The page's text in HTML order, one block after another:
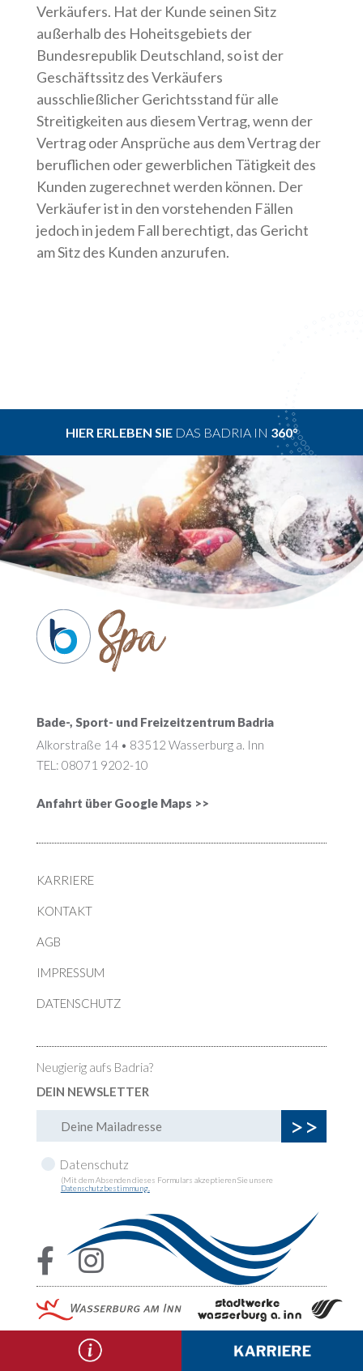
Verkäufers. Hat der Kunde seinen Sitz
außerhalb des Hoheitsgebiets der
Bundesrepublik Deutschland, so ist der
Geschäftssitz des Verkäufers
ausschließlicher Gerichtsstand für alle
Streitigkeiten aus diesem Vertrag, wenn der
Vertrag oder Ansprüche aus dem Vertrag der
beruflichen oder gewerblichen Tätigkeit des
Kunden zugerechnet werden können. Der
Verkäufer ist in den vorstehenden Fällen
jedoch in jedem Fall berechtigt, das Gericht
am Sitz des Kunden anzurufen.
HIER ERLEBEN SIE DAS BADRIA IN 360°
Bade-, Sport- und Freizeitzentrum Badria
Alkorstraße 14 • 83512 Wasserburg a. Inn
TEL: 08071 9202-10
Anfahrt über Google Maps >>
KARRIERE
KONTAKT
AGB
IMPRESSUM
DATENSCHUTZ
Neugierig aufs Badria?
DEIN NEWSLETTER
Datenschutz
(Mit dem Absenden dieses Formulars akzeptieren Sie unsere
Datenschutzbestimmung.
 